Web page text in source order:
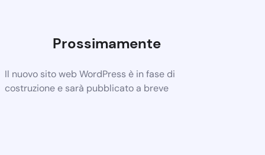
Prossimamente
Il nuovo sito web WordPress è in fase di
costruzione e sarà pubblicato a breve